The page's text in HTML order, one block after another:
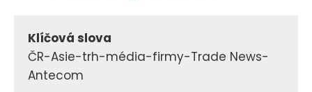
Klíčová slova
ČR-Asie-trh-média-firmy-Trade News-
Antecom